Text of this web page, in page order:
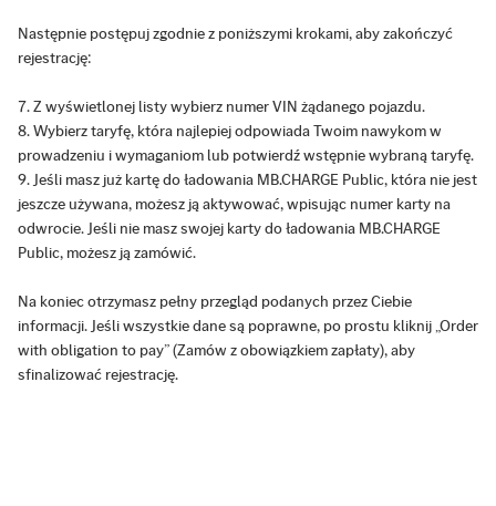
Następnie postępuj zgodnie z poniższymi krokami, aby zakończyć
rejestrację:
Z wyświetlonej listy wybierz numer VIN żądanego pojazdu.
Wybierz taryfę, która najlepiej odpowiada Twoim nawykom w
prowadzeniu i wymaganiom lub potwierdź wstępnie wybraną taryfę.
Jeśli masz już kartę do ładowania MB.CHARGE Public, która nie jest
jeszcze używana, możesz ją aktywować, wpisując numer karty na
odwrocie. Jeśli nie masz swojej karty do ładowania MB.CHARGE
Public, możesz ją zamówić.
Na koniec otrzymasz pełny przegląd podanych przez Ciebie
informacji. Jeśli wszystkie dane są poprawne, po prostu kliknij „Order
with obligation to pay” (Zamów z obowiązkiem zapłaty), aby
sfinalizować rejestrację.